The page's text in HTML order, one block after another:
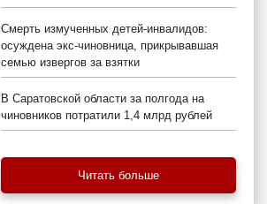
Смерть измученных детей-инвалидов:
осуждена экс-чиновница, прикрывавшая
семью извергов за взятки
В Саратовской области за полгода на
чиновников потратили 1,4 млрд рублей
Читать больше